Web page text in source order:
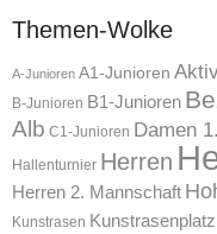
Themen-Wolke
A-Junioren A1-Junioren
B-Junioren B1-Junioren
Alb C1-Junioren Damen
Hallenturnier Herren
Herren 2. Mannschaft
Kunstrasen Kunstrasenplatz